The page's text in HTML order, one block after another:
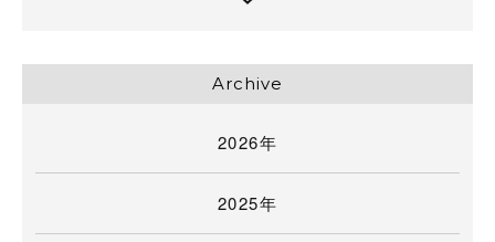
Archive
2026年
2025年